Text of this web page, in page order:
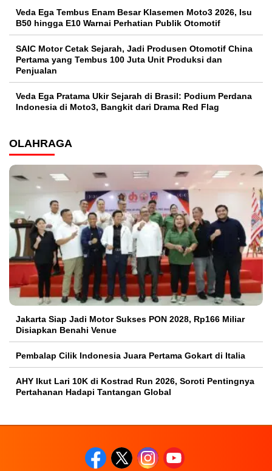
Veda Ega Tembus Enam Besar Klasemen Moto3 2026, Isu
B50 hingga E10 Warnai Perhatian Publik Otomotif
SAIC Motor Cetak Sejarah, Jadi Produsen Otomotif China
Pertama yang Tembus 100 Juta Unit Produksi dan
Penjualan
Veda Ega Pratama Ukir Sejarah di Brasil: Podium Perdana
Indonesia di Moto3, Bangkit dari Drama Red Flag
OLAHRAGA
Jakarta Siap Jadi Motor Sukses PON 2028, Rp166 Miliar
Disiapkan Benahi Venue
Pembalap Cilik Indonesia Juara Pertama Gokart di Italia
AHY Ikut Lari 10K di Kostrad Run 2026, Soroti Pentingnya
Pertahanan Hadapi Tantangan Global